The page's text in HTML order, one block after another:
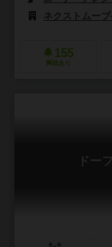
ネクストムー
155
興味あり
ドー